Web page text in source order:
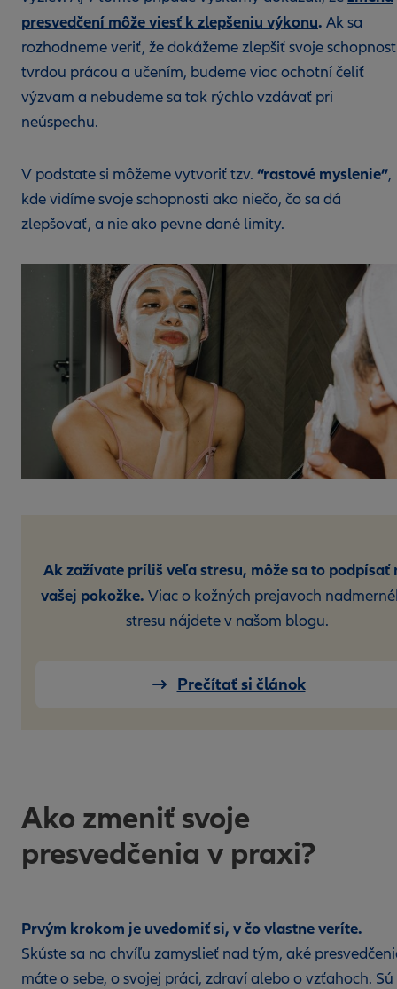
presvedčení môže viesť k zlepšeniu výkonu. Ak sa
rozhodneme veriť, že dokážeme zlepšiť svoje
tvrdou prácou a učením, budeme viac ochotní čeliť
výzvam a nebudeme sa tak rýchlo vzdávať pri
neúspechu.
V podstate si môžeme vytvoriť tzv. “rastové myslenie”,
kde vidíme svoje schopnosti ako niečo, čo sa dá
zlepšovať, a nie ako pevne dané limity.
Ak zažívate príliš veľa stresu, môže sa to podpísať
vašej pokožke. Viac o kožných prejavoch
stresu nájdete v našom blogu.
Prečítať si článok
Ako zmeniť svoje
presvedčenia v praxi?
Prvým krokom je uvedomiť si, v čo vlastne veríte.
Skúste sa na chvíľu zamyslieť nad tým, aké
máte o sebe, o svojej práci, zdraví alebo o vzťahoch. Sú